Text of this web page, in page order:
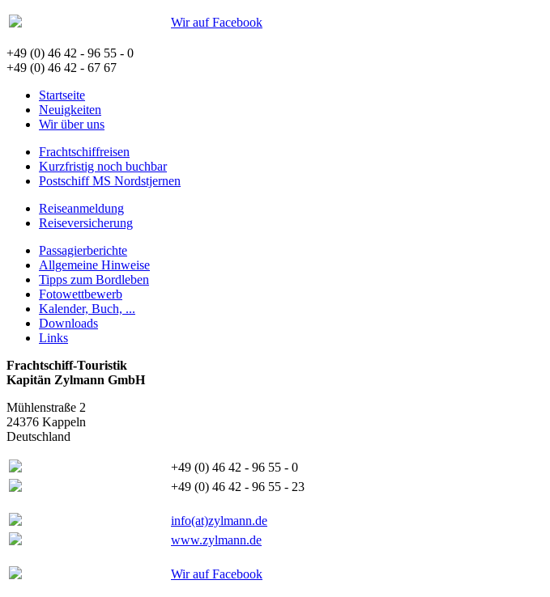
Wir auf Facebook
+49 (0) 46 42 - 96 55 - 0
+49 (0) 46 42 - 67 67
Startseite
Neuigkeiten
Wir über uns
Frachtschiffreisen
Kurzfristig noch buchbar
Postschiff MS Nordstjernen
Reiseanmeldung
Reiseversicherung
Passagierberichte
Allgemeine Hinweise
Tipps zum Bordleben
Fotowettbewerb
Kalender, Buch, ...
Downloads
Links
Frachtschiff-Touristik
Kapitän Zylmann GmbH
Mühlenstraße 2
24376 Kappeln
Deutschland
+49 (0) 46 42 - 96 55 - 0
+49 (0) 46 42 - 96 55 - 23
info(at)zylmann.de
www.zylmann.de
Wir auf Facebook